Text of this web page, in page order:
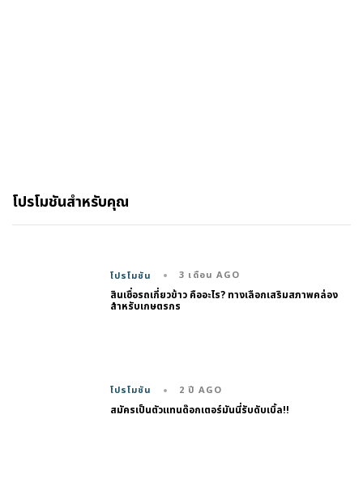
โปรโมชันสำหรับคุณ
โปรโมชัน 3 เดือน AGO
สินเชื่อรถเกี่ยวข้าว คืออะไร? ทางเลือกเสริมสภาพคล่อง
สำหรับเกษตรกร
โปรโมชัน 2 ปี AGO
สมัครเป็นตัวแทนด๊อกเตอร์มันนี่รับดับเบิ้ล!!